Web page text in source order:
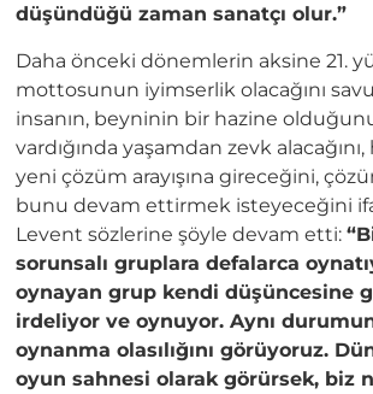
düşündüğü zaman sanatçı olur.”
Daha önceki dönemlerin aksine 21.
mottosunun iyimserlik olacağını
insanın, beyninin bir hazine
vardığında yaşamdan zevk
yeni çözüm arayışına gireceğini,
bunu devam ettirmek isteyeceğini
Levent sözlerine şöyle devam etti:
sorunsalı gruplara defalarca
oynayan grup kendi düşüncesine
irdeliyor ve oynuyor. Aynı
oynanma olasılığını görüyoruz.
oyun sahnesi olarak görürsek, biz